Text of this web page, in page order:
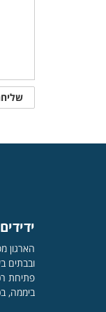
הארגון
ובבתים
ביממה,